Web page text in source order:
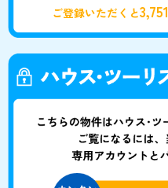
ご登録いただくと3,751